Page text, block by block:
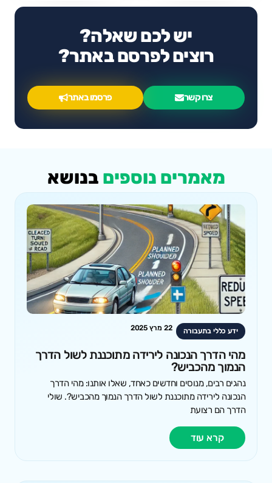
יש לכם שאלה?
רוצים לפרסם באתר?
צרו קשר פרסמו באתר
מאמרים נוספים בנושא
ידע כללי בתעבורה 22 מרץ 2025
מהי הדרך הנכונה לירידה מתוכננת לשול הדרך
הנמוך מהכביש?
נהגים רבים, מנוסים וחדשים כאחד, שאלו אותנו: מהי הדרך
הנכונה לירידה מתוכננת לשול הדרך הנמוך מהכביש?. שולי
הדרך הם רצועת
קרא עוד